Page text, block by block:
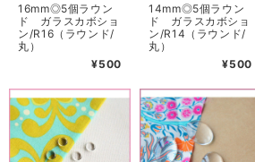
16mm◎5個ラウン
ド ガラスカボショ
ン/R16（ラウンド/
丸）
¥500
14mm◎5個ラウン
ド ガラスカボショ
ン/R14（ラウンド/
丸）
¥500